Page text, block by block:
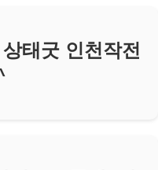
태굿 인천작전